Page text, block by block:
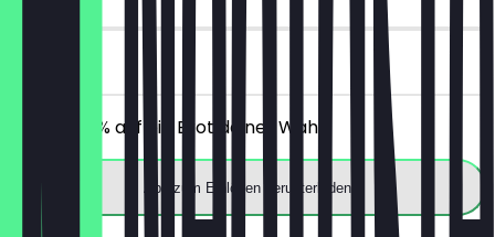
Erhalte 30% auf ein Brot deiner Wahl.
App zum Einlösen herunterladen